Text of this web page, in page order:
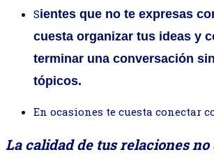
Sientes que no te expresas
cuesta organizar tus ideas y
terminar una conversación
tópicos.
En ocasiones te cuesta conectar
La calidad de tus relaciones no